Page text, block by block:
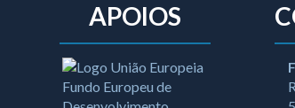
APOIOS